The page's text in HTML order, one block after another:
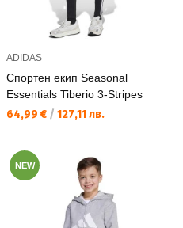
ADIDAS
Спортен екип Seasonal
Essentials Tiberio 3-Stripes
Текуща цена:
64,99 € / 127,11 лв.
NEW